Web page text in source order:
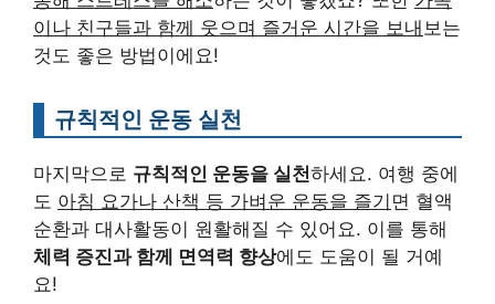
이나 친구들과 함께 웃으며 즐거운 시간을 보내 보는
것도 좋은 방법이에요!
규칙적인 운동 실천
마지막으로 규칙적인 운동을 실천하세요. 여행 중에
도 아침 요가나 산책 등 가벼운 운동을 즐기 면 혈액
순환과 대사활동이 원활해질 수 있어요. 이를 통해
체력 증진과 함께 면역력 향상에도 도움이 될 거예
요!